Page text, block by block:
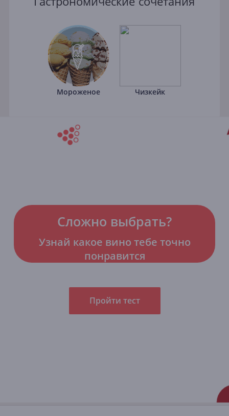
Мороженое Чизкейк
Сложно выбрать?
Узнай какое вино тебе точно
понравится
Пройти тест